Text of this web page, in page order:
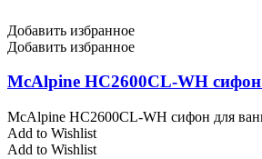
Добавить избранное
Добавить избранное
McAlpine HC2600CL-WH
McAlpine HC2600CL-WH сифон для
Add to Wishlist
Add to Wishlist